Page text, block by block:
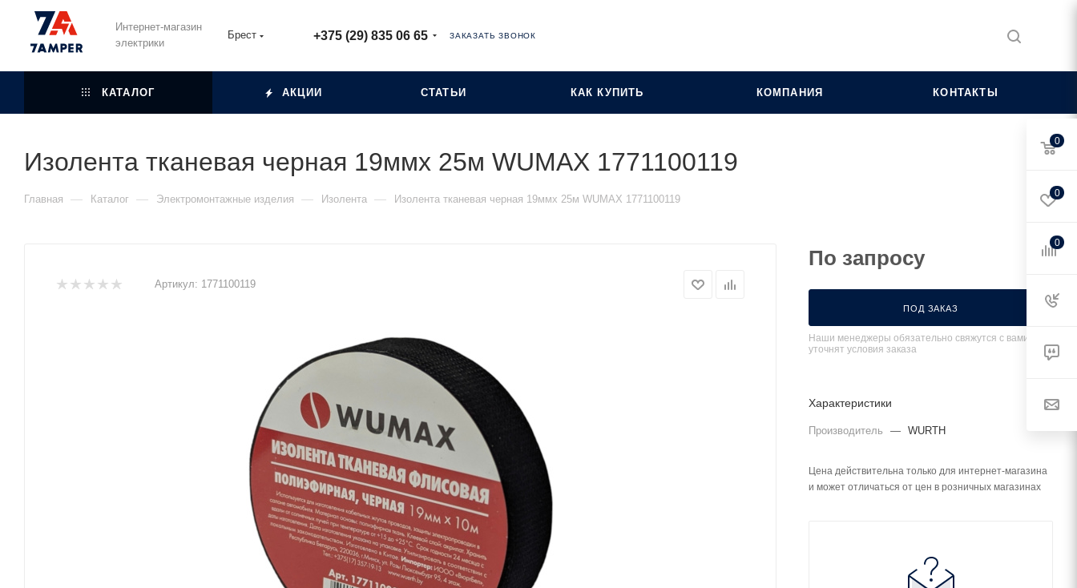
Интернет-магазин
электрики
Брест +375 (29) 835 06 65 ЗАКАЗАТЬ ЗВОНОК
КАТАЛОГ АКЦИИ СТАТЬИ КАК КУПИТЬ КОМПАНИЯ КОНТАКТЫ
Изолента тканевая черная 19ммх 25м WUMAX 1771100119
Главная — Каталог — Электромонтажные изделия — Изолента — Изолента тканевая черная 19ммх 25м WUMAX 1771100119
Артикул: 1771100119
По запросу
ПОД ЗАКАЗ
Наши менеджеры обязательно свяжутся с вами и
уточнят условия заказа
Характеристики
Производитель — WURTH
Цена действительна только для интернет-магазина
и может отличаться от цен в розничных магазинах
0
0
0